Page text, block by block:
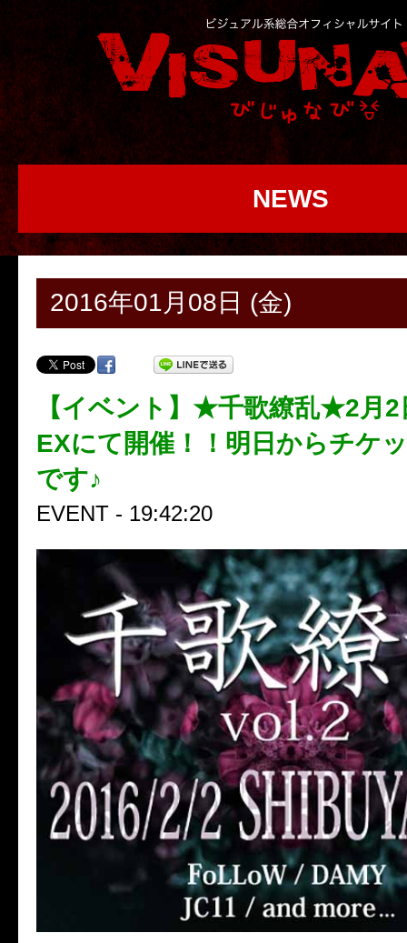
NEWS
2016年01月08日 (金)
【イベント】★千歌繚乱★2月2
EXにて開催！！明日からチケ
です♪
EVENT - 19:42:20